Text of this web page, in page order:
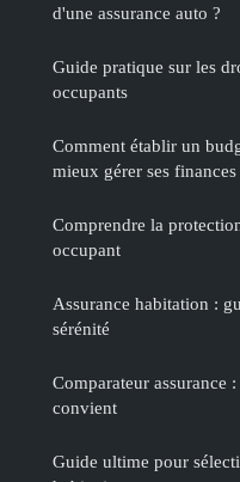
d'une assurance auto ?
Guide pratique sur les
occupants
Comment établir un
mieux gérer ses
Comprendre la
occupant
Assurance habitation :
sérénité
Comparateur assurance
convient
Guide ultime pour